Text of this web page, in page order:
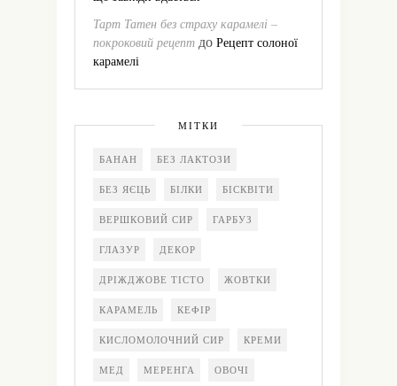
Тарт Татен без страху карамелі –
покроковий рецепт до Рецепт солоної
карамелі
МІТКИ
БАНАН БЕЗ ЛАКТОЗИ
БЕЗ ЯЄЦЬ БІЛКИ БІСКВІТИ
ВЕРШКОВИЙ СИР ГАРБУЗ
ГЛАЗУР ДЕКОР
ДРІЖДЖОВЕ ТІСТО ЖОВТКИ
КАРАМЕЛЬ КЕФІР
КИСЛОМОЛОЧНИЙ СИР КРЕМИ
МЕД МЕРЕНГА ОВОЧІ